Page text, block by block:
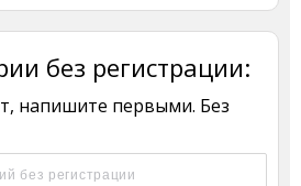
без регистрации:
напишите первыми. Без